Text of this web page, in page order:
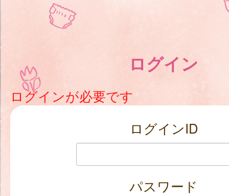
ログイン
ログインが必要です
ログインID
パスワード